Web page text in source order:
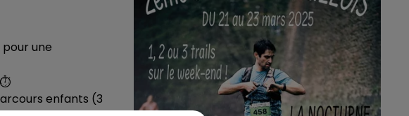
7h00 - 12h00
LA TEAM DU
pour une
enfants (3